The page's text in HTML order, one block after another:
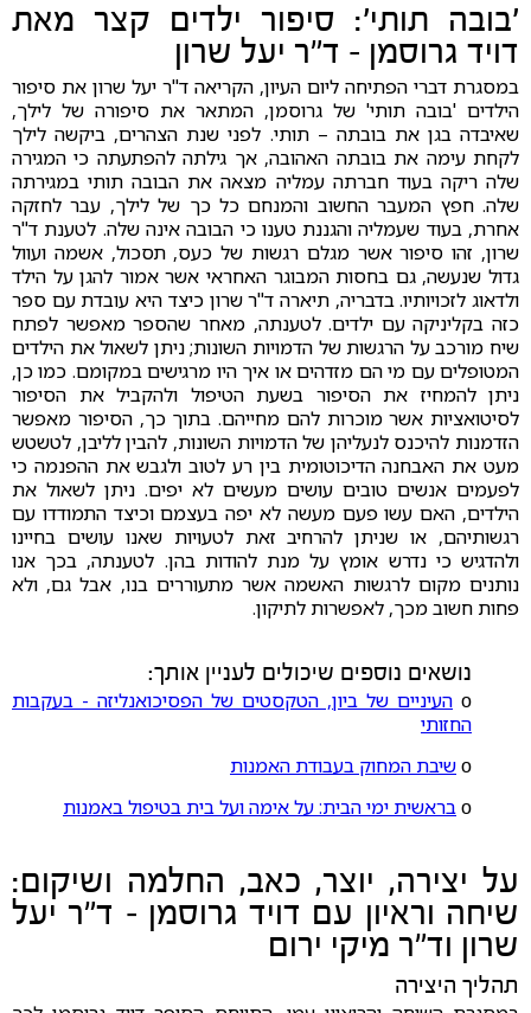
'בובה תותי': סיפור ילדים קצר מאת
דויד גרוסמן - ד"ר יעל שרון
במסגרת דברי הפתיחה ליום העיון, הקריאה ד"ר יעל שרון את סיפור
הילדים 'בובה תותי' של גרוסמן, המתאר את סיפורה של לילך,
שאיבדה בגן את בובתה – תותי. לפני שנת הצהרים, ביקשה לילך
לקחת עימה את בובתה האהובה, אך גילתה להפתעתה כי המגירה
שלה ריקה בעוד חברתה עמליה מצאה את הבובה תותי במגירתה
שלה. חפץ המעבר החשוב והמנחם כל כך של לילך, עבר לחזקה
אחרת, בעוד שעמליה והגננת טענו כי הבובה אינה שלה. לטענת ד"ר
שרון, זהו סיפור אשר מגלם רגשות של כעס, תסכול, אשמה ועוול
גדול שנעשה, גם בחסות המבוגר האחראי אשר אמור להגן על הילד
ולדאוג לזכויותיו. בדבריה, תיארה ד"ר שרון כיצד היא עובדת עם ספר
כזה בקליניקה עם ילדים. לטענתה, מאחר שהספר מאפשר לפתח
שיח מורכב על הרגשות של הדמויות השונות; ניתן לשאול את הילדים
המטופלים עם מי הם מזדהים או איך היו מרגישים במקומם. כמו כן,
ניתן להמחיז את הסיפור בשעת הטיפול ולהקביל את הסיפור
לסיטואציות אשר מוכרות להם מחייהם. בתוך כך, הסיפור מאפשר
הזדמנות להיכנס לנעליהן של הדמויות השונות, להבין לליבן, לטשטש
מעט את האבחנה הדיכוטומית בין רע לטוב ולגבש את ההפנמה כי
לפעמים אנשים טובים עושים מעשים לא יפים. ניתן לשאול את
הילדים, האם עשו פעם מעשה לא יפה בעצמם וכיצד התמודדו עם
רגשותיהם, או שניתן להרחיב זאת לטעויות שאנו עושים בחיינו
ולהדגיש כי נדרש אומץ על מנת להודות בהן. לטענתה, בכך אנו
נותנים מקום לרגשות האשמה אשר מתעוררים בנו, אבל גם, ולא
פחות חשוב מכך, לאפשרות לתיקון.
נושאים נוספים שיכולים לעניין אותך:
ο העיניים של ביון, הטקסטים של הפסיכואנליזה - בעקבות
החזותי
οשיבת המחוק בעבודת האמנות
οבראשית ימי הבית: על אימה ועל בית בטיפול באמנות
על יצירה, יוצר, כאב, החלמה ושיקום:
שיחה וראיון עם דויד גרוסמן – ד"ר יעל
שרון וד"ר מיקי ירום
תהליך היצירה